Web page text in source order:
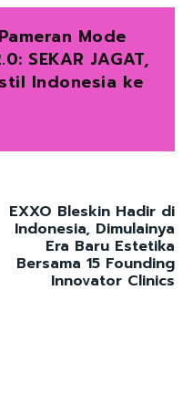
Mode
SEKAR JAGAT,
Indonesia ke
EXXO Bleskin Hadir di
Indonesia, Dimulainya
Era Baru Estetika
Bersama 15 Founding
Innovator Clinics